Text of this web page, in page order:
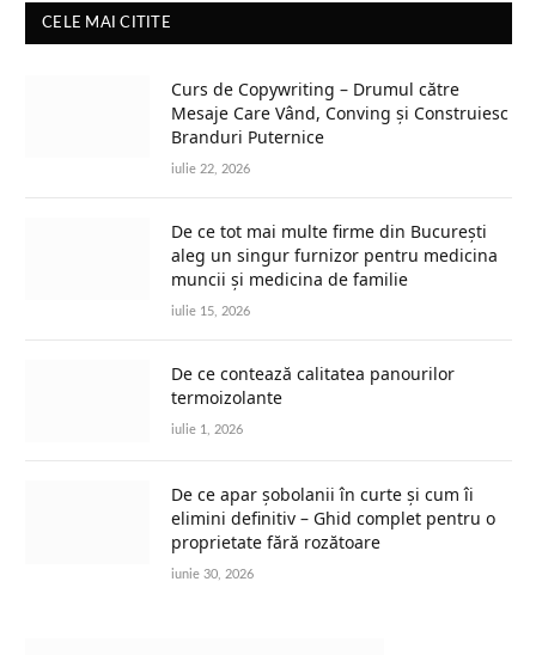
CELE MAI CITITE
Curs de Copywriting – Drumul către
Mesaje Care Vând, Conving și Construiesc
Branduri Puternice
iulie 22, 2026
De ce tot mai multe firme din București
aleg un singur furnizor pentru medicina
muncii și medicina de familie
iulie 15, 2026
De ce contează calitatea panourilor
termoizolante
iulie 1, 2026
De ce apar șobolanii în curte și cum îi
elimini definitiv – Ghid complet pentru o
proprietate fără rozătoare
iunie 30, 2026